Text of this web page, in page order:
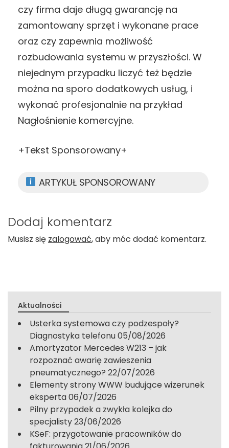
czy firma daje długą gwarancję na
zamontowany sprzęt i wykonane prace
oraz czy zapewnia możliwość
rozbudowania systemu w przyszłości. W
niejednym przypadku liczyć też będzie
można na sporo dodatkowych usług, i
wykonać profesjonalnie na przykład
Nagłośnienie komercyjne.
+Tekst Sponsorowany+
ARTYKUŁ SPONSOROWANY
Dodaj komentarz
Musisz się zalogować, aby móc dodać komentarz.
Aktualności
Usterka systemowa czy podzespoły?
Diagnostyka telefonu05/08/2026
Amortyzator Mercedes W213 – jak
rozpoznać awarię zawieszenia
pneumatycznego? 22/07/2026
Elementy strony WWW budujące wizerunek
eksperta06/07/2026
Pilny przypadek a zwykła kolejka do
specjalisty23/06/2026
KSeF: przygotowanie pracowników do